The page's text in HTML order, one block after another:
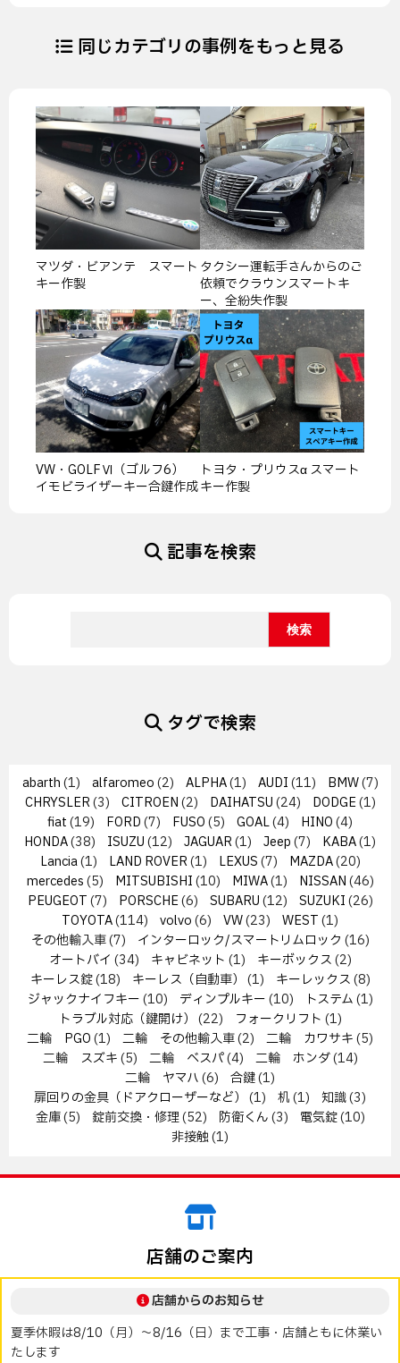
同じカテゴリの事例をもっと見る
マツダ・ビアンテ スマート
キー作製
タクシー運転手さんからのご
依頼でクラウンスマートキ
ー、全紛失作製
VW・GOLFⅥ（ゴルフ6）
イモビライザーキー合鍵作成
トヨタ・プリウスα スマート
キー作製
記事を検索
タグで検索
abarth(1) alfaromeo(2) ALPHA(1) AUDI(11) BMW(7)
CHRYSLER(3) CITROEN(2) DAIHATSU(24) DODGE(1)
fiat(19) FORD(7) FUSO(5) GOAL(4) HINO(4)
HONDA(38) ISUZU(12) JAGUAR(1) Jeep(7) KABA(1)
Lancia(1) LAND ROVER(1) LEXUS(7) MAZDA(20)
mercedes(5) MITSUBISHI(10) MIWA(1) NISSAN(46)
PEUGEOT(7) PORSCHE(6) SUBARU(12) SUZUKI(26)
TOYOTA(114) volvo(6) VW(23) WEST(1)
その他輸入車(7) インターロック/スマートリムロック (16)
オートバイ (34) キャビネット (1) キーボックス(2)
キーレス錠(18) キーレス（自動車） (1) キーレックス(8)
ジャックナイフキー(10) ディンプルキー(10) トステム(1)
トラブル対応（鍵開け） (22) フォークリフト (1)
二輪 PGO(1) 二輪 その他輸入車(2) 二輪 カワサキ(5)
二輪 スズキ(5) 二輪 ベスパ(4) 二輪 ホンダ(14)
二輪 ヤマハ(6) 合鍵(1)
扉回りの金具（ドアクローザーなど） (1) 机(1) 知識(3)
金庫(5) 錠前交換・修理(52) 防衛くん(3) 電気錠(10)
非接触(1)
店舗のご案内
店舗からのお知らせ
夏季休暇は8/10（月）～8/16（日）まで工事・店舗ともに休業い
たします